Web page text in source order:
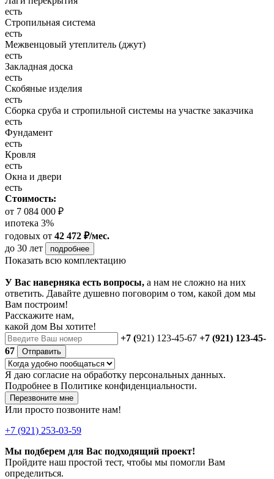
есть
Стропильная система
есть
Межвенцовый утеплитель (джут)
есть
Закладная доска
есть
Скобяные изделия
есть
Сборка сруба и стропильной системы на участке заказчика
есть
Фундамент
есть
Кровля
есть
Окна и двери
есть
Стоимость:
от 7 084 000 ₽
ипотека 3%
годовых от 42 472 ₽/мес.
до 30 лет
подробнее
Показать всю комплектацию
У Вас наверняка есть вопросы, а нам не сложно на них
ответить. Давайте душевно поговорим о том, какой дом мы
Вам построим!
Расскажите нам,
какой дом Вы хотите!
+7 (921) 123-45-67 +7 (921) 123-45-
67
Отправить
Я даю согласие на обработку персональных данных.
Подробнее в Политике конфиденциальности.
Перезвоните мне
Или просто позвоните нам!
+7 (921) 253-03-59
Мы подберем для Вас подходящий проект!
Пройдите наш простой тест, чтобы мы помогли Вам
определиться.